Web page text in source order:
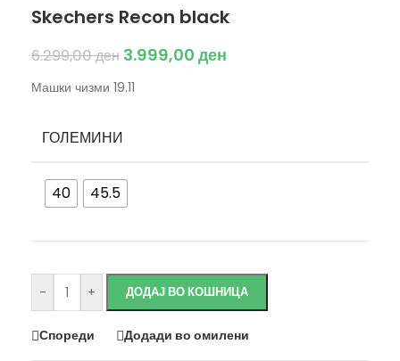
Skechers Recon black
6.299,00ден 3.999,00 ден
Машки чизми 19.11
ГОЛЕМИНИ
40 45.5
- + ДОДАЈ ВО КОШНИЦА
Спореди Додади во омилени